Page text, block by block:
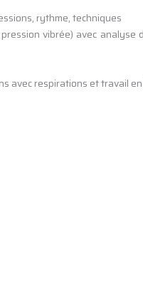
rythme, techniques
vibrée) avec analyse
avec respirations et travail